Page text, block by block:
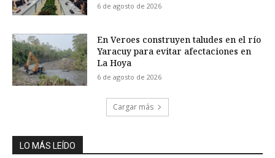
6 de agosto de 2026
En Veroes construyen taludes en el río
Yaracuy para evitar afectaciones en
La Hoya
6 de agosto de 2026
Cargar más
LO MÁS LEÍDO